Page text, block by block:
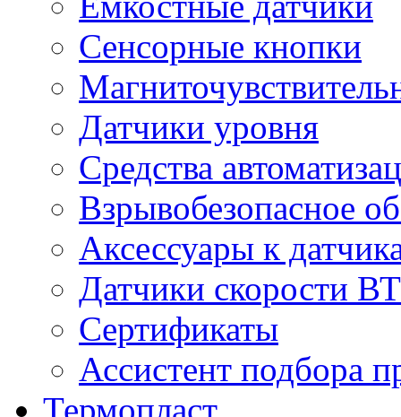
Сенсорные кнопки
Датчики уровня
Средства
Взрывобезопасное
Аксессуары к
Датчики скорости
Сертификаты
Ассистент подбора
Термопласт